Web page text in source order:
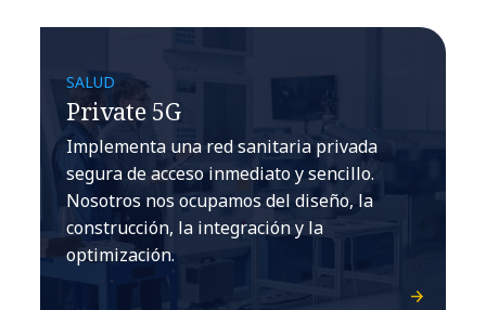
SALUD
Private 5G
Implementa una red sanitaria privada
segura de acceso inmediato y sencillo.
Nosotros nos ocupamos del diseño, la
construcción, la integración y la
optimización.